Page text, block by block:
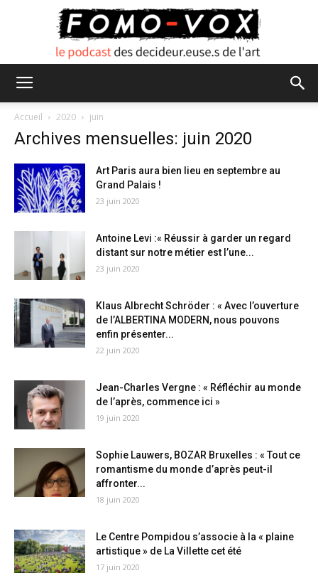
Accueil 2020 juin
Archives mensuelles: juin 2020
Art Paris aura bien lieu en septembre au
Grand Palais !
23 juin 2020
Antoine Levi :« Réussir à garder un regard
distant sur notre métier est l’une...
23 juin 2020
Klaus Albrecht Schröder : « Avec l’ouverture
de l’ALBERTINA MODERN, nous pouvons
enfin présenter...
22 juin 2020
Jean-Charles Vergne : « Réfléchir au monde
de l’après, commence ici »
19 juin 2020
Sophie Lauwers, BOZAR Bruxelles : « Tout ce
romantisme du monde d’après peut-il
affronter...
18 juin 2020
Le Centre Pompidou s’associe à la « plaine
artistique » de La Villette cet été
17 juin 2020